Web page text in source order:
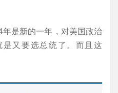
是新的一年，对美国政治
又要选总统了。而且这